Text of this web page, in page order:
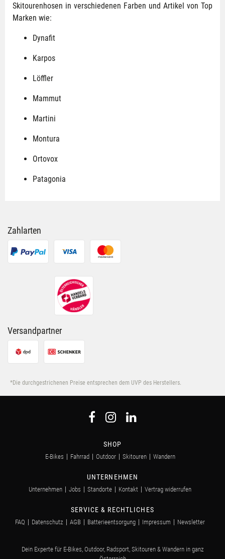
Skitourenhosen in verschiedenen Farben und Artikel von Top
Marken wie:
Dynafit
Karpos
Löffler
Mammut
Martini
Montura
Ortovox
Patagonia
Zahlarten
Versandpartner
*Die durchgestrichenen Preise entsprechen dem UVP des Herstellers.
SHOP
E-Bikes Fahrrad Outdoor Skitouren Wandern
UNTERNEHMEN
Unternehmen Jobs Standorte Kontakt Vertrag widerrufen
SERVICE & RECHTLICHES
FAQ Datenschutz AGB Batterieentsorgung Impressum Newsletter
Dein Experte für E-Bikes, Outdoor, Radsport, Skitouren & Wandern in ganz